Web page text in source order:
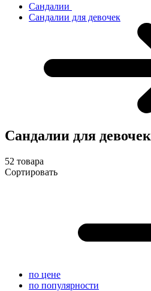
Сандалии
Сандалии для девочек
Сандалии для девочек
52 товара
Сортировать
по цене
по популярности